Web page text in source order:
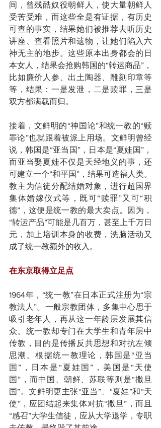
间，曾残酷奴役朝鲜人，使大量朝鲜人
受苦受难，而这些全是有证据，有历史
可查的事实，结果她们被推荐去听历史
讲座、查看照片和遗物，让她们陷入六
神无主的地步。这些原本出身都会的日
本女人，结果会抢购韩国的“转运商品”，
比如廉价人参、出土陶器、雕刻印章等
等，结果：一是发泄，二是赎罪，三是
双方都满载而归。
接着，文鲜明的“神国论”和统一教的“赎
罪论”也就跟着被派上用场。文鲜明曾经
说，韩国是“亚当国”，日本是“夏娃国”，
而亚当娶夏娃不仅是天经地义的事，还
可建立一个“和平国”，结果可造福人类。
教主为信徒分配结婚对象，进行超国界
集体婚嫁仪式等，既可“赎罪”又可“积
德”，这便是统一教的最大卖点。因为，
“转运产品”可能是几百万，甚至上千万日
元，加上培训本身的收费，洗脑活动又
成了统一教额外的收入。
在东京取得立足点
1964年，“统一教”在日本正式注册为“宗
教法人”。一般宗教团体，多集中心思于
吸引老年人，再从这一年龄层发展其信
众。统一教却专门在大学生和青年层中
传教，目的是传播反共思想和对抗左倾
思潮。根据统一教理论，韩国是“亚当
国”，日本是“夏娃国”，美国是“天使
国”，而中国、朝鲜、苏联等则是“撒旦
国”。文鲜明更主张“亚当”、“夏娃”和“天
使”，应团结起来集体对抗“撒旦”，而且
“感召”大学生信徒，应从大学退学，专职